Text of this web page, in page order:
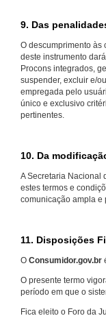
9. Das
O descumprimento às
deste instrumento
Procons integrados,
suspender, excluir e/
empregada pelo
único e exclusivo
pertinentes.
10. Da
A Secretaria Nacional
estes termos e
comunicação ampla e
11. Disposições
O Consumidor.gov.br
O presente termo
período em que o
Fica eleito o Foro da